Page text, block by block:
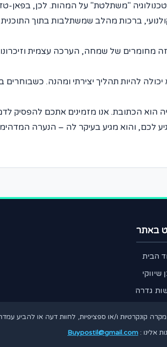
"משתלטת" על המהות. לכן, בפאן-
ברכות מהלב שמשתלבות בתוך התוכנית
מחומרים של שמחה, הערכה עצמית
להיות תהליך יצירתי ומהנה. כשבוחרים
הכתובת. אנו מזמינים אתכם להפסיק
לכם, והוא מגיע בעיקר לה – הנערה
באתר
הבית
שיווקי
גדרה
מקרה קונקרטיות ו/או ספציפיות, לחוות דעה או להביע
אלינו : Buypostil@gmail.com